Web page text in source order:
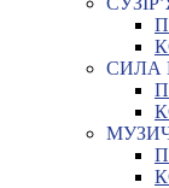
СИЛА